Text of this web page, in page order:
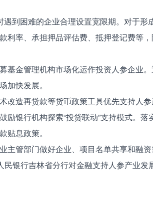
到困难的企业合理设置宽限期。对于形
率、承担押品评估费、抵押登记费等
金管理机构市场化运作投资人参企业
快发展。
造再贷款等货币政策工具优先支持人
银行机构探索“投贷联动”支持模式。
息政策。
管部门做好企业、项目名单共享和融资
银行吉林省分行对金融支持人参产业发